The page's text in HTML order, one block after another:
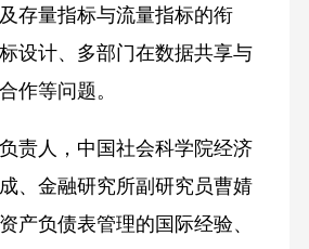
存量指标与流量指标的衔
设计、多部门在数据共享与
作等问题。
人，中国社会科学院经济
、金融研究所副研究员曹婧
产负债表管理的国际经验、